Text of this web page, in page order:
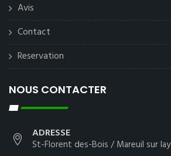
Avis
Contact
Reservation
NOUS CONTACTER
ADRESSE
St-Florent des-Bois / Mareuil sur lay